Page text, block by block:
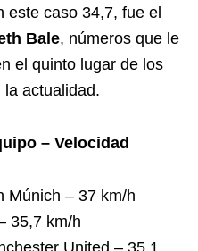
este caso 34,7, fue el
Bale, números que le
el quinto lugar de los
la actualidad.
– Velocidad
Múnich – 37 km/h
35,7 km/h
United – 35,1